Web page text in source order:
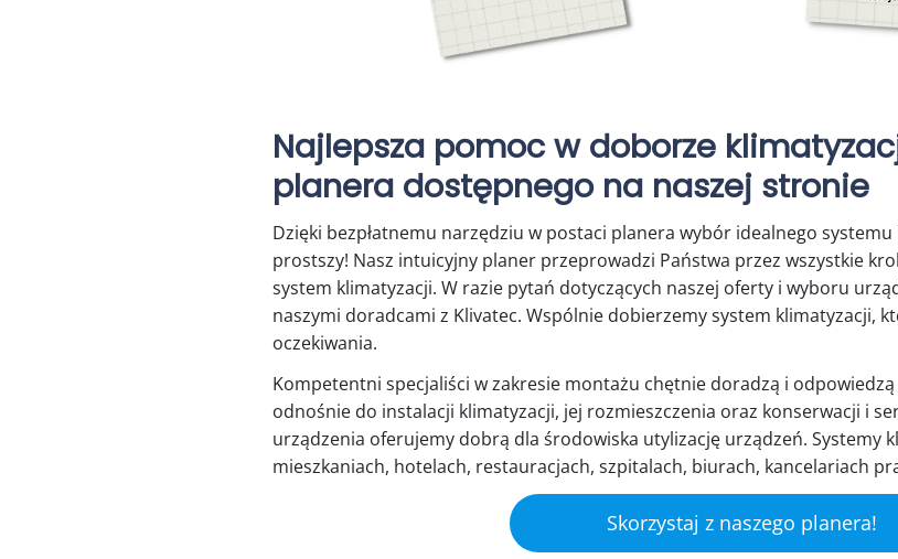
Najlepsza pomoc w doborze
planera dostępnego na naszej stronie
Dzięki bezpłatnemu narzędziu w postaci planera wybór idealnego
prostszy! Nasz intuicyjny planer przeprowadzi Państwa przez wszystkie
system klimatyzacji. W razie pytań dotyczących naszej oferty i wyboru
naszymi doradcami z Klivatec. Wspólnie dobierzemy system klimatyzacji,
oczekiwania.
Kompetentni specjaliści w zakresie montażu chętnie doradzą i
odnośnie do instalacji klimatyzacji, jej rozmieszczenia oraz konserwacji i
urządzenia oferujemy dobrą dla środowiska utylizację urządzeń. Systemy
mieszkaniach, hotelach, restauracjach, szpitalach, biurach, kancelariach
Skorzystaj z naszego planera!